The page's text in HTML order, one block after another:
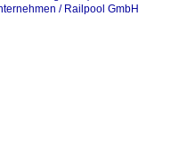
/ Railpool GmbH